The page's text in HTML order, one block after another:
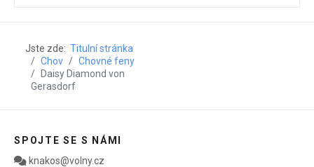
Jste zde: Titulní stránka
Chov
Chovné feny
Daisy Diamond von
Gerasdorf
SPOJTE SE S NÁMI
knakos@volny.cz